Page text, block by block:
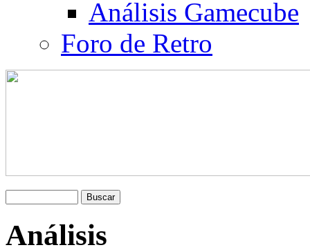
Análisis Gamecube
Foro de Retro
Análisis